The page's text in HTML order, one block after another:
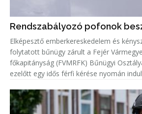
Rendszabályozó pofonok
Elképesztő emberkereskedelem és
folytatott bűnügy zárult a Fejér
főkapitányság (FVMRFK) Bűnügyi
ezelőtt egy idős férfi kérése nyomán